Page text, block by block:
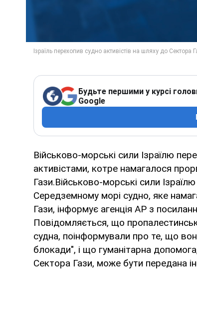
Будьте першими у курсі
Google
Військово-морські сили Ізраїлю
активістами, котре намагалося
Гази.Військово-морські сили
Середземному морі судно, яке
Гази, інформує агенція AP з
Повідомляється, що
судна, поінформували про те, що
блокади", і що гуманітарна
Сектора Гази, може бути передана